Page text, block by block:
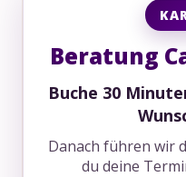
Beratung
Buche 30
Danach führen wir
du deine